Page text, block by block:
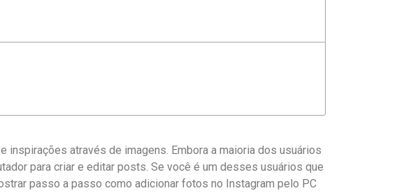
através de imagens. Embora a maioria dos usuários
para criar e editar posts. Se você é um desses usuários que
passo ⁤a passo como adicionar fotos no Instagram ‌pelo PC⁤